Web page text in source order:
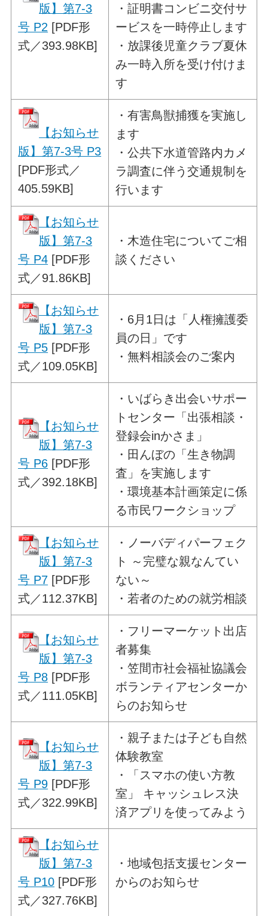
版】第7-3
号 P2 [PDF形
式／393.98KB]
・証明書コンビニ交付サ
ービスを一時停止します
・放課後児童クラブ夏休
み一時入所を受け付けま
す
【お知らせ
版】第7-3号 P3
[PDF形式／
405.59KB]
・有害鳥獣捕獲を実施し
ます
・公共下水道管路内カメ
ラ調査に伴う交通規制を
行います
【お知らせ
版】第7-3
号 P4 [PDF形
式／91.86KB]
・木造住宅についてご相
談ください
【お知らせ
版】第7-3
号 P5 [PDF形
式／109.05KB]
・ 6月1日は「人権擁護委
員の日」です
・無料相談会のご案内
【お知らせ
版】第7-3
号 P6 [PDF形
式／392.18KB]
・ いばらき出会いサポー
トセンター 「出張相談・
登録会inかさま」
・田んぼの「生き物調
査」を実施します
・環境基本計画策定に係
る市民ワークショップ
【お知らせ
版】第7-3
号 P7 [PDF形
式／112.37KB]
・ ノーバディパーフェク
ト
～完璧な親なんてい
ない～
・若者のための就労相談
【お知らせ
版】第7-3
号 P8 [PDF形
式／111.05KB]
・ フリーマーケット出店
者募集
・笠間市社会福祉協議会
ボランティアセンターか
らのお知らせ
【お知らせ
版】第7-3
号 P9 [PDF形
式／322.99KB]
・ 親子または子ども自然
体験教室
・「スマホの使い方教
室」 キャッシュレス決
済アプリを使ってみよう
【お知らせ
版】第7-3
号 P10 [PDF形
式／327.76KB]
・地域包括支援センター
からのお知らせ